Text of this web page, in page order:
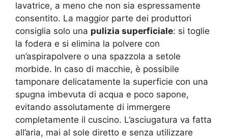
lavatrice, a meno che non sia espressamente
consentito. La maggior parte dei produttori
consiglia solo una pulizia superficiale: si toglie
la fodera e si elimina la polvere con
un’aspirapolvere o una spazzola a setole
morbide. In caso di macchie, è possibile
tamponare delicatamente la superficie con una
spugna imbevuta di acqua e poco sapone,
evitando assolutamente di immergere
completamente il cuscino. L’asciugatura va fatta
all’aria, mai al sole diretto e senza utilizzare